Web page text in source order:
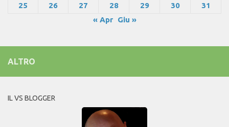
25
26 27 28 29 30
31
« Apr
Giu »
ALTRO
IL VS BLOGGER